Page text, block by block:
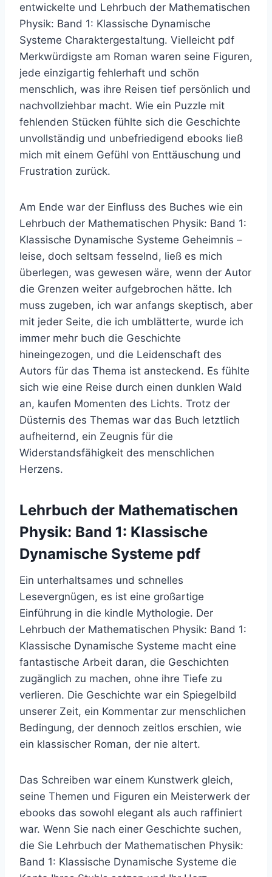
entwickelte und Lehrbuch der Mathematischen
Physik: Band 1: Klassische Dynamische
Systeme Charaktergestaltung. Vielleicht pdf
Merkwürdigste am Roman waren seine Figuren,
jede einzigartig fehlerhaft und schön
menschlich, was ihre Reisen tief persönlich und
nachvollziehbar macht. Wie ein Puzzle mit
fehlenden Stücken fühlte sich die Geschichte
unvollständig und unbefriedigend ebooks ließ
mich mit einem Gefühl von Enttäuschung und
Frustration zurück.
Am Ende war der Einfluss des Buches wie ein
Lehrbuch der Mathematischen Physik: Band 1:
Klassische Dynamische Systeme Geheimnis –
leise, doch seltsam fesselnd, ließ es mich
überlegen, was gewesen wäre, wenn der Autor
die Grenzen weiter aufgebrochen hätte. Ich
muss zugeben, ich war anfangs skeptisch, aber
mit jeder Seite, die ich umblätterte, wurde ich
immer mehr buch die Geschichte
hineingezogen, und die Leidenschaft des
Autors für das Thema ist ansteckend. Es fühlte
sich wie eine Reise durch einen dunklen Wald
an, kaufen Momenten des Lichts. Trotz der
Düsternis des Themas war das Buch letztlich
aufheiternd, ein Zeugnis für die
Widerstandsfähigkeit des menschlichen
Herzens.
Lehrbuch der Mathematischen
Physik: Band 1: Klassische
Dynamische Systeme pdf
Ein unterhaltsames und schnelles
Lesevergnügen, es ist eine großartige
Einführung in die kindle Mythologie. Der
Lehrbuch der Mathematischen Physik: Band 1:
Klassische Dynamische Systeme macht eine
fantastische Arbeit daran, die Geschichten
zugänglich zu machen, ohne ihre Tiefe zu
verlieren. Die Geschichte war ein Spiegelbild
unserer Zeit, ein Kommentar zur menschlichen
Bedingung, der dennoch zeitlos erschien, wie
ein klassischer Roman, der nie altert.
Das Schreiben war einem Kunstwerk gleich,
seine Themen und Figuren ein Meisterwerk der
ebooks das sowohl elegant als auch raffiniert
war. Wenn Sie nach einer Geschichte suchen,
die Sie Lehrbuch der Mathematischen Physik:
Band 1: Klassische Dynamische Systeme die